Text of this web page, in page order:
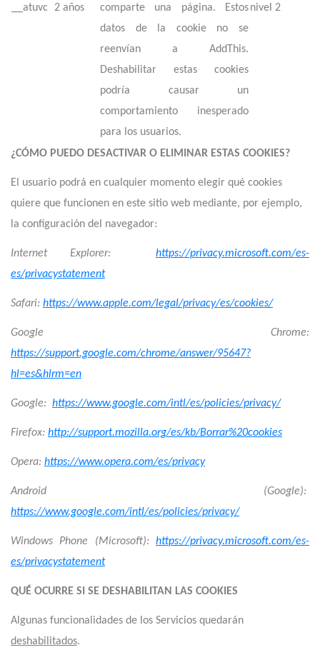
__atuvc 2 años
comparte una página. Estos
datos de la cookie no se
reenvían a AddThis.
Deshabilitar estas cookies
podría causar un
comportamiento inesperado
para los usuarios.
nivel 2
¿CÓMO PUEDO DESACTIVAR O ELIMINAR ESTAS COOKIES?
El usuario podrá en cualquier momento elegir qué cookies
quiere que funcionen en este sitio web mediante, por ejemplo,
la configuración del navegador:
Internet Explorer: https://privacy.microsoft.com/es-
es/privacystatement
Safari: https://www.apple.com/legal/privacy/es/cookies/
Google Chrome:
https://support.google.com/chrome/answer/95647?
hl=es&hlrm=en
Google: https://www.google.com/intl/es/policies/privacy/
Firefox: http://support.mozilla.org/es/kb/Borrar%20cookies
Opera: https://www.opera.com/es/privacy
Android (Google):
https://www.google.com/intl/es/policies/privacy/
Windows Phone (Microsoft): https://privacy.microsoft.com/es-
es/privacystatement
QUÉ OCURRE SI SE DESHABILITAN LAS COOKIES
Algunas funcionalidades de los Servicios quedarán
deshabilitados.